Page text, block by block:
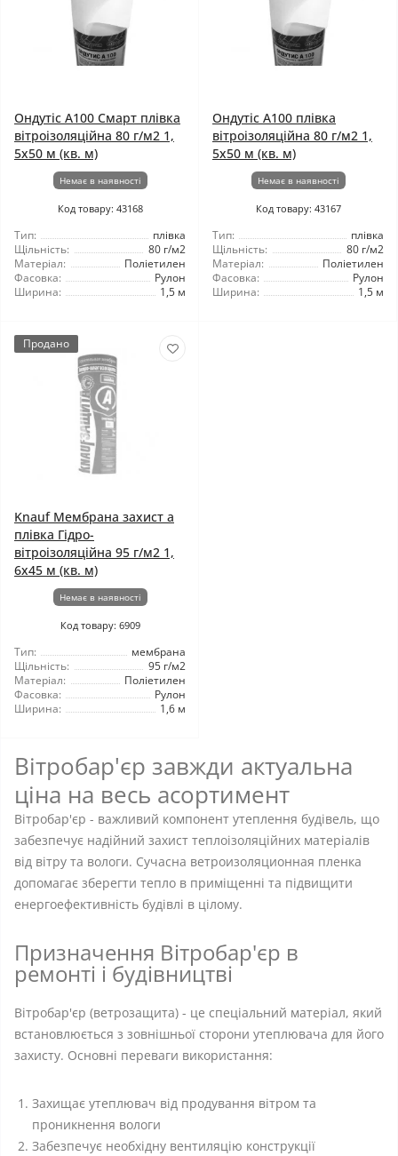
Ондутіс А100 Смарт плівка
вітроізоляційна 80 г/м2 1,
5x50 м (кв. м)
Немає в наявності
Код товару: 43168
Тип:
плівка
Щільність:
80 г/м2
Матеріал:
Поліетилен
Фасовка:
Рулон
Ширина:
1,5 м
Ондутіс А100 плівка
вітроізоляційна 80 г/м2 1,
5x50 м (кв. м)
Немає в наявності
Код товару: 43167
Тип:
плівка
Щільність:
80 г/м2
Матеріал:
Поліетилен
Фасовка:
Рулон
Ширина:
1,5 м
Продано
Knauf Мембрана захист а
плівка Гідро-
вітроізоляційна 95 г/м2 1,
6x45 м (кв. м)
Немає в наявності
Код товару: 6909
Тип:
мембрана
Щільність:
95 г/м2
Матеріал:
Поліетилен
Фасовка:
Рулон
Ширина:
1,6 м
Вітробар'єр завжди актуальна
ціна на весь асортимент
Вітробар'єр - важливий компонент утеплення будівель, що
забезпечує надійний захист теплоізоляційних матеріалів
від вітру та вологи. Сучасна ветроизоляционная пленка
допомагає зберегти тепло в приміщенні та підвищити
енергоефективність будівлі в цілому.
Призначення Вітробар'єр в
ремонті і будівництві
Вітробар'єр (ветрозащита) - це спеціальний матеріал, який
встановлюється з зовнішньої сторони утеплювача для його
захисту. Основні переваги використання:
Захищає утеплювач від продування вітром та
проникнення вологи
Забезпечує необхідну вентиляцію конструкції